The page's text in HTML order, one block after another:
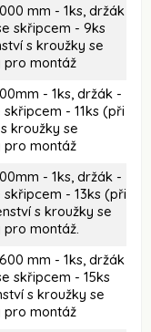
mm - 1ks, držák
skřipcem - 9ks
s kroužky se
pro montáž
- 1ks, držák -
- 11ks (při
kroužky se
pro montáž
- 1ks, držák -
- 13ks (při
s kroužky se
montáž.
mm - 1ks, držák
skřipcem - 15ks
s kroužky se
pro montáž